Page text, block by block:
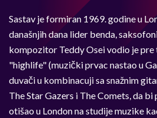
Sastav je formiran 1969. godine u
današnjih dana lider benda,
kompozitor Teddy Osei vodio je pre
"highlife" (muzički prvac nastao u
duvači u kombinacuji sa snažnim
The Star Gazers i The Comets, da
otišao u London na studije muzike